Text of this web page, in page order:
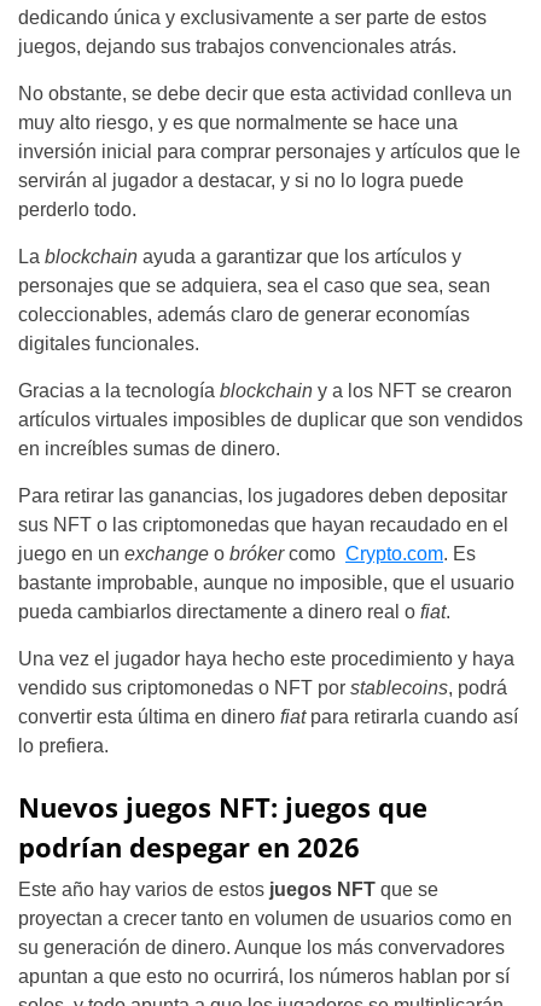
dedicando única y exclusivamente a ser parte de estos
juegos, dejando sus trabajos convencionales atrás.
No obstante, se debe decir que esta actividad conlleva un
muy alto riesgo, y es que normalmente se hace una
inversión inicial para comprar personajes y artículos que le
servirán al jugador a destacar, y si no lo logra puede
perderlo todo.
La blockchain ayuda a garantizar que los artículos y
personajes que se adquiera, sea el caso que sea, sean
coleccionables, además claro de generar economías
digitales funcionales.
Gracias a la tecnología blockchain y a los NFT se crearon
artículos virtuales imposibles de duplicar que son vendidos
en increíbles sumas de dinero.
Para retirar las ganancias, los jugadores deben depositar
sus NFT o las criptomonedas que hayan recaudado en el
juego en un exchange o brókercomo Crypto.com. Es
bastante improbable, aunque no imposible, que el usuario
pueda cambiarlos directamente a dinero real o fiat.
Una vez el jugador haya hecho este procedimiento y haya
vendido sus criptomonedas o NFT por stablecoins, podrá
convertir esta última en dinero fiatpara retirarla cuando así
lo prefiera.
Nuevos juegos NFT: juegos que
podrían despegar en 2026
Este año hay varios de estos juegos NFT que se
proyectan a crecer tanto en volumen de usuarios como en
su generación de dinero. Aunque los más convervadores
apuntan a que esto no ocurrirá, los números hablan por sí